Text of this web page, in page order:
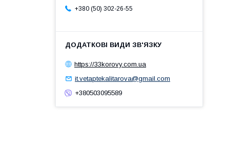
+380 (50) 302-26-55
https://33korovy.com.ua
it.vetaptekalitarova@gmail.com
+380503095589